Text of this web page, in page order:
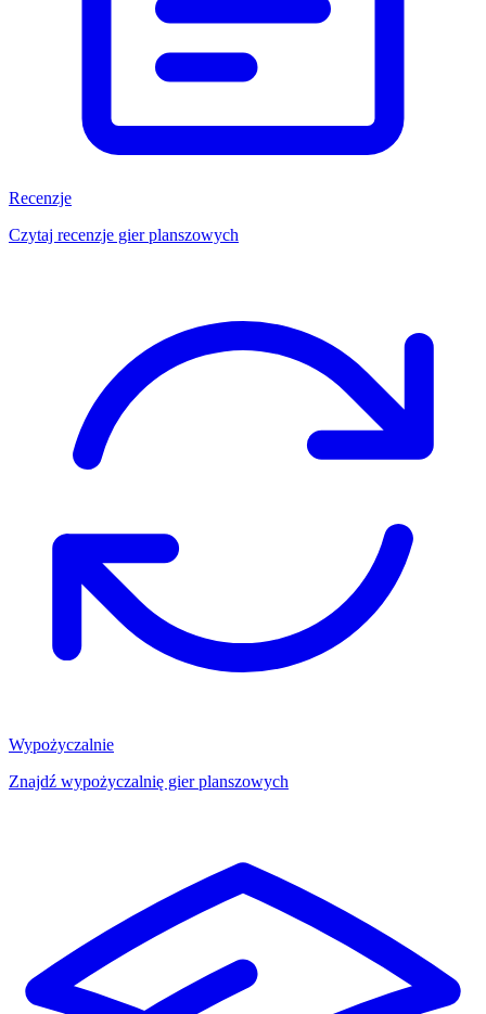
Recenzje
Czytaj recenzje gier planszowych
Wypożyczalnie
Znajdź wypożyczalnię gier planszowych